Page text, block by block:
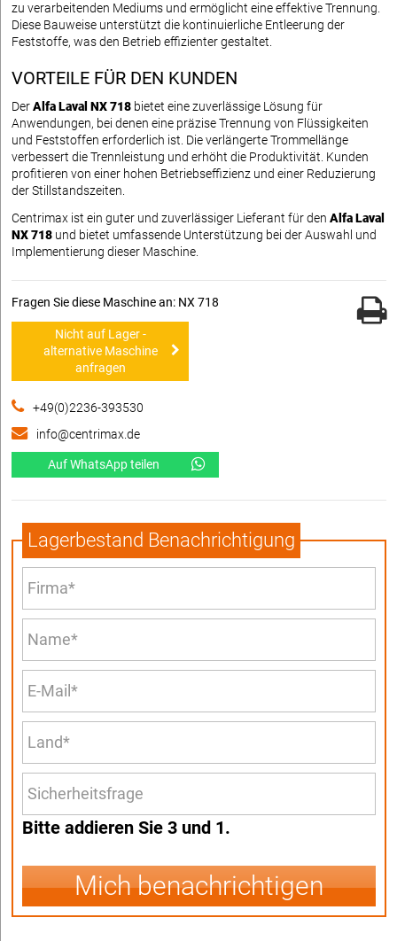
zu verarbeitenden Mediums und ermöglicht eine effektive Trennung.
Diese Bauweise unterstützt die kontinuierliche Entleerung der
Feststoffe, was den Betrieb effizienter gestaltet.
VORTEILE FÜR DEN KUNDEN
DerAlfa Laval NX 718 bietet eine zuverlässige Lösung für
Anwendungen, bei denen eine präzise Trennung von Flüssigkeiten
und Feststoffen erforderlich ist. Die verlängerte Trommellänge
verbessert die Trennleistung und erhöht die Produktivität. Kunden
profitieren von einer hohen Betriebseffizienz und einer Reduzierung
der Stillstandszeiten.
Centrimax ist ein guter und zuverlässiger Lieferant für den Alfa Laval
NX 718 und bietet umfassende Unterstützung bei der Auswahl und
Implementierung dieser Maschine.
Fragen Sie diese Maschine an: NX 718
Nicht auf Lager -
alternative Maschine
anfragen
+49(0)2236-393530
info@centrimax.de
Auf WhatsApp teilen
Lagerbestand Benachrichtigung
Bitte addieren Sie 3 und 1.
Mich benachrichtigen